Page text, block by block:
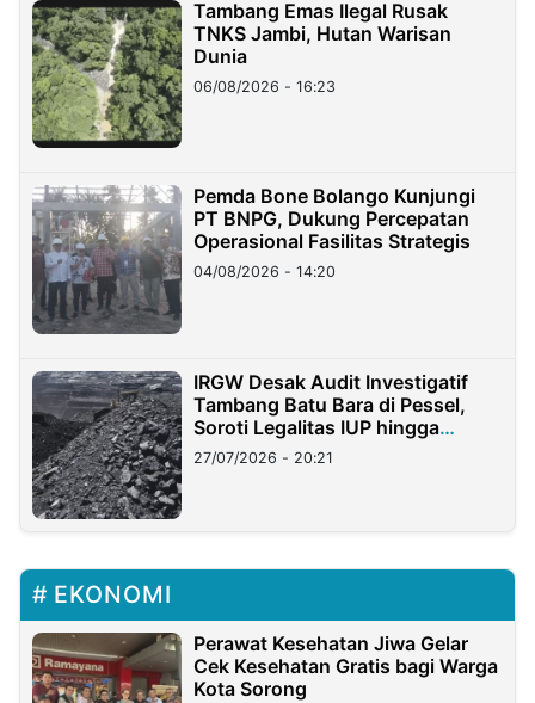
Tambang Emas Ilegal Rusak
TNKS Jambi, Hutan Warisan
Dunia
06/08/2026 - 16:23
Pemda Bone Bolango Kunjungi
PT BNPG, Dukung Percepatan
Operasional Fasilitas Strategis
04/08/2026 - 14:20
IRGW Desak Audit Investigatif
Tambang Batu Bara di Pessel,
Soroti Legalitas IUP hingga
Stockpile
27/07/2026 - 20:21
EKONOMI
Perawat Kesehatan Jiwa Gelar
Cek Kesehatan Gratis bagi Warga
Kota Sorong